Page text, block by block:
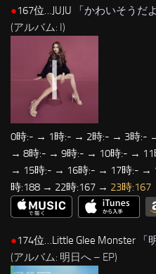
●167位…JUJU 「 かわいそうだ
(アルバム: I)
0時:- → 1時:- → 2時:- → 3時:-
→ 8時:- → 9時:- → 10時:- →
→ 15時:- → 16時:- → 17時:- →
時:188 → 22時:167 → 23時:167
●174位…Little Glee Monster 「
(アルバム: 明日へ – EP)